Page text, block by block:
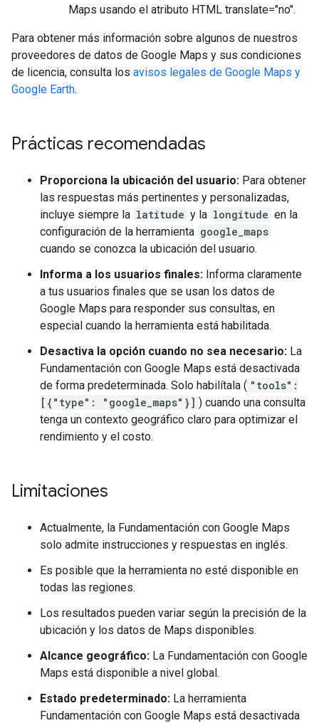
Maps usando el atributo HTML translate="no".
Para obtener más información sobre algunos de nuestros
proveedores de datos de Google Maps y sus condiciones
de licencia, consulta los avisos legales de Google Maps y
Google Earth.
Prácticas recomendadas
Proporciona la ubicación del usuario: Para obtener
las respuestas más pertinentes y personalizadas,
incluye siempre la latitude y la longitude en la
configuración de la herramienta google_maps
cuando se conozca la ubicación del usuario.
Informa a los usuarios finales: Informa claramente
a tus usuarios finales que se usan los datos de
Google Maps para responder sus consultas, en
especial cuando la herramienta está habilitada.
Desactiva la opción cuando no sea necesario: La
Fundamentación con Google Maps está desactivada
de forma predeterminada. Solo habilítala ( "tools":
[{"type": "google_maps"}] ) cuando una consulta
tenga un contexto geográfico claro para optimizar el
rendimiento y el costo.
Limitaciones
Actualmente, la Fundamentación con Google Maps
solo admite instrucciones y respuestas en inglés.
Es posible que la herramienta no esté disponible en
todas las regiones.
Los resultados pueden variar según la precisión de la
ubicación y los datos de Maps disponibles.
Alcance geográfico: La Fundamentación con Google
Maps está disponible a nivel global.
Estado predeterminado: La herramienta
Fundamentación con Google Maps está desactivada